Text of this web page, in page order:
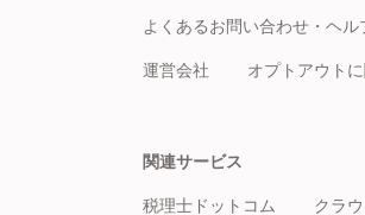
よくあるお問い合わせ・ヘル
運営会社
オプトアウト
関連サービス
税理士ドットコム
クラ